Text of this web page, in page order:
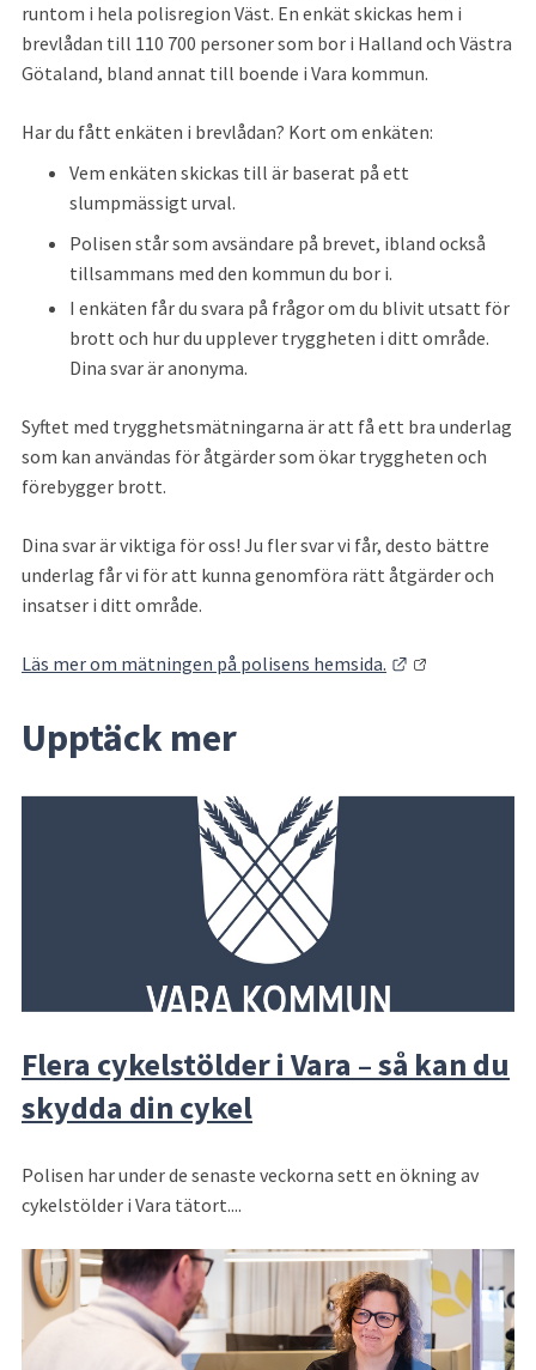
runtom i hela polisregion Väst. En enkät skickas hem i
brevlådan till 110 700 personer som bor i Halland och Västra
Götaland, bland annat till boende i Vara kommun.
Har du fått enkäten i brevlådan? Kort om enkäten:
Vem enkäten skickas till är baserat på ett
slumpmässigt urval.
Polisen står som avsändare på brevet, ibland också
tillsammans med den kommun du bor i.
I enkäten får du svara på frågor om du blivit utsatt för
brott och hur du upplever tryggheten i ditt område.
Dina svar är anonyma.
Syftet med trygghetsmätningarna är att få ett bra underlag
som kan användas för åtgärder som ökar tryggheten och
förebygger brott.
Dina svar är viktiga för oss! Ju fler svar vi får, desto bättre
underlag får vi för att kunna genomföra rätt åtgärder och
insatser i ditt område.
Läs mer om mätningen på polisens hemsida. Länk till
Upptäck mer
Flera cykelstölder i Vara – så kan du
skydda din cykel
Polisen har under de senaste veckorna sett en ökning av
cykelstölder i Vara tätort....